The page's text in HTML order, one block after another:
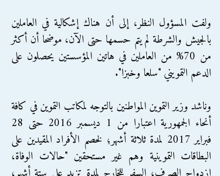
ولفت المسؤول النظر، إلى أن هناك إشكالية في العاملين
بالجيش والشرطة لم يتم حسمها حتى الآن، موضحا أن أكثر
من 70% من العاملين في هاتين المؤسستين يحصلون على
الدعم التمويني "سلعا وخبزا".
وناشد وزير التموين المواطنين بالتوجه لمكاتب التموين في كافة
أنحاء الجمهورية اعتبارا من 1 ديسمبر 2016 حتى 28
فبراير 2017 لمدة ثلاثة أشهر؛ لخصم الأفراد المقيدين على
البطاقات التموينية وهم غير مستحقين "حالات الوفاة،